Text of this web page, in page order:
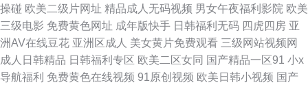
操碰 欧美二级片网址 精品成人无码视频 男女午夜福利影院 欧美
三级电影 免费黄色网址 成年版快手 日韩福利无码 四虎四房 亚
洲AV在线豆花 亚洲区成人 美女黄片免费观看 三级网站视频网
成人日韩精品 日韩福利专区 欧美二区女同 国产精品一区91 小x
导航福利 免费黄色在线视频 91原创视频 欧美日韩小视频 国产